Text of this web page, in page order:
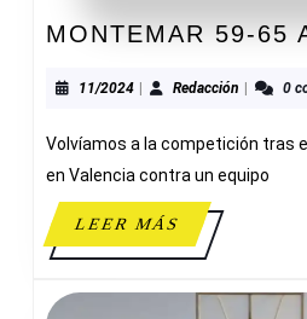
MONTEMAR 59-65
11/202411/2024
| Redacción Redacción
| 0
Volvíamos a la competición tras
en Valencia contra un equipo
LEER MÁSLEER
MÁS